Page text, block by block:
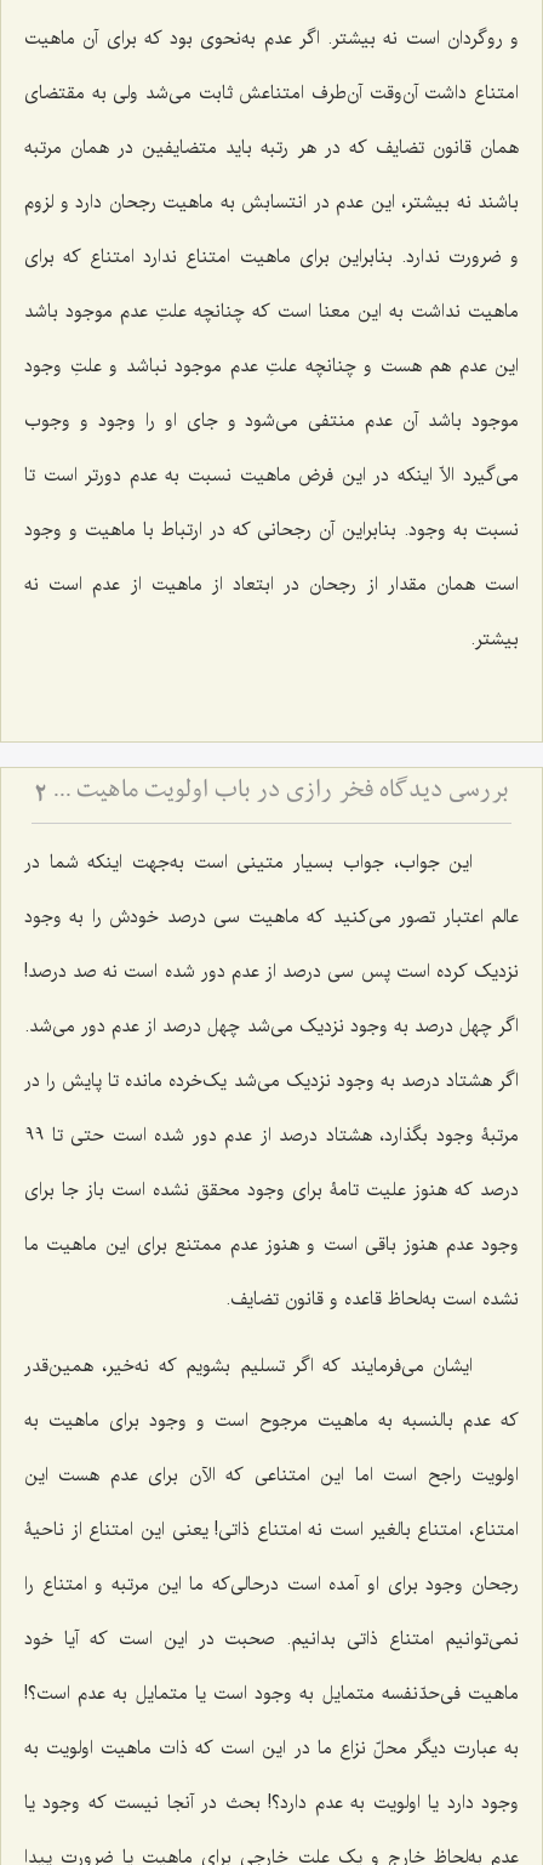
و روگردان است نه بیشتر. اگر عدم به‌نحوی بود که برای آن ماهیت
امتناع داشت آن‌وقت آن‌طرف امتناعش ثابت می‌شد ولی به مقتضای
همان قانون تضایف که در هر رتبه باید متضایفین در همان مرتبه
باشند نه بیشتر، این عدم در انتسابش به ماهیت رجحان دارد و لزوم
و ضرورت ندارد. بنابراین برای ماهیت امتناع ندارد امتناع که برای
ماهیت نداشت به این معنا است که چنانچه علتِ عدم موجود باشد
این عدم هم هست و چنانچه علتِ عدم موجود نباشد و علتِ وجود
موجود باشد آن عدم منتفی می‌شود و جای او را وجود و وجوب
می‌گیرد الاّ اینکه در این فرض ماهیت نسبت به عدم دورتر است تا
نسبت به وجود. بنابراین آن رجحانی که در ارتباط با ماهیت و وجود
است همان مقدار از رجحان در ابتعاد از ماهیت از عدم است نه
بیشتر.
بررسی دیدگاه فخر رازی در باب اولویت ماهیت - تحلیل نسبت میان اولویت وجود و امتناع عدم در فلسفه 2
این جواب، جواب بسیار متینی است به‌جهت اینکه شما در
عالم اعتبار تصور می‌کنید که ماهیت سی درصد خودش را به وجود
نزدیک کرده است پس سی درصد از عدم دور شده است نه صد درصد!
اگر چهل درصد به وجود نزدیک می‌شد چهل درصد از عدم دور می‌شد.
اگر هشتاد درصد به وجود نزدیک می‌شد یک‌خرده مانده تا پایش را در
مرتبۀ وجود بگذارد، هشتاد درصد از عدم دور شده است حتی تا 99
درصد که هنوز علیت تامۀ برای وجود محقق نشده است باز جا برای
وجود عدم هنوز باقی است و هنوز عدم ممتنع برای این ماهیت ما
نشده است به‌لحاظ قاعده و قانون تضایف.
ایشان می‌فرمایند که اگر تسلیم بشویم که نه‌خیر، همین‌قدر
که عدم بالنسبه به ماهیت مرجوح است و وجود برای ماهیت به
اولویت راجح است اما این امتناعی که الآن برای عدم هست این
امتناع، امتناع بالغیر است نه امتناع ذاتی! یعنی این امتناع از ناحیۀ
رجحان وجود برای او آمده است درحالی‌که ما این مرتبه و امتناع را
نمی‌توانیم امتناع ذاتی بدانیم. صحبت در این است که آیا خود
ماهیت فی‌حدّنفسه متمایل به وجود است یا متمایل به عدم است؟!
به عبارت دیگر محلّ نزاع ما در این است که ذات ماهیت اولویت به
وجود دارد یا اولویت به عدم دارد؟! بحث در آنجا نیست که وجود یا
عدم به‌لحاظ خارج و یک علت خارجی برای ماهیت یا ضرورت پیدا